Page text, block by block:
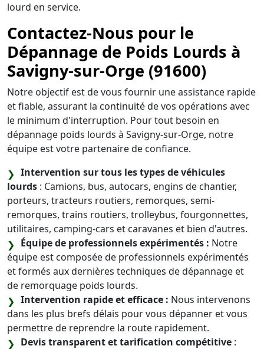
lourd en service.
Contactez-Nous pour le
Dépannage de Poids Lourds à
Savigny-sur-Orge (91600)
Notre objectif est de vous fournir une assistance rapide
et fiable, assurant la continuité de vos opérations avec
le minimum d'interruption. Pour tout besoin en
dépannage poids lourds à Savigny-sur-Orge, notre
équipe est votre partenaire de confiance.
Intervention sur tous les types de véhicules
lourds : Camions, bus, autocars, engins de chantier,
porteurs, tracteurs routiers, remorques, semi-
remorques, trains routiers, trolleybus, fourgonnettes,
utilitaires, camping-cars et caravanes et bien d'autres.
Équipe de professionnels expérimentés : Notre
équipe est composée de professionnels expérimentés
et formés aux dernières techniques de dépannage et
de remorquage poids lourds.
Intervention rapide et efficace : Nous intervenons
dans les plus brefs délais pour vous dépanner et vous
permettre de reprendre la route rapidement.
Devis transparent et tarification compétitive :